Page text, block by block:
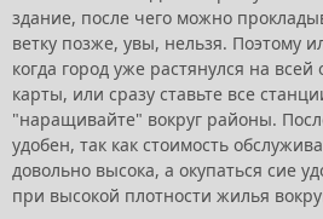
здание, после чего можно
ветку позже, увы, нельзя. Поэтому
когда город уже растянулся на
карты, или сразу ставьте все
"наращивайте" вокруг районы.
удобен, так как стоимость
довольно высока, а окупаться сие
при высокой плотности жилья